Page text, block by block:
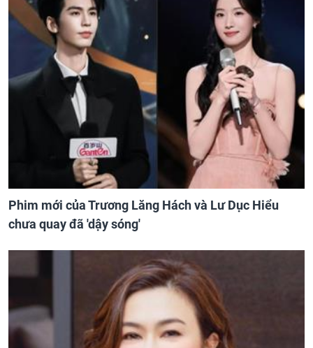
Phim mới của Trương Lăng Hách và Lư Dục Hiểu
chưa quay đã 'dậy sóng'